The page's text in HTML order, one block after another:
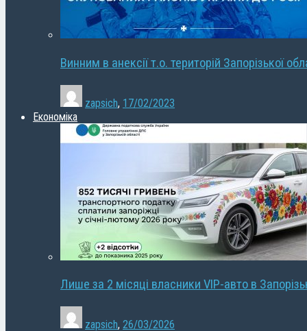
Винним в анексії т.о. територій Запорізької
zapsich, 17/02/2023
Економіка
Лише за 2 місяці власники VIP-авто в
zapsich, 26/03/2026